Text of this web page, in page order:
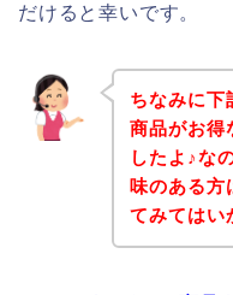
だけると幸いです。
ちなみに下
商品がお得
したよ♪な
味のある方
てみてはい